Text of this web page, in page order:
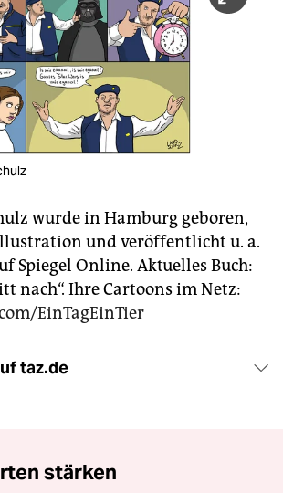
wurde in Hamburg geboren,
und veröffentlicht u. a.
Spiegel Online. Aktuelles Buch:
nach“. Ihre Cartoons im Netz:
EinTagEinTier
taz.de
stärken